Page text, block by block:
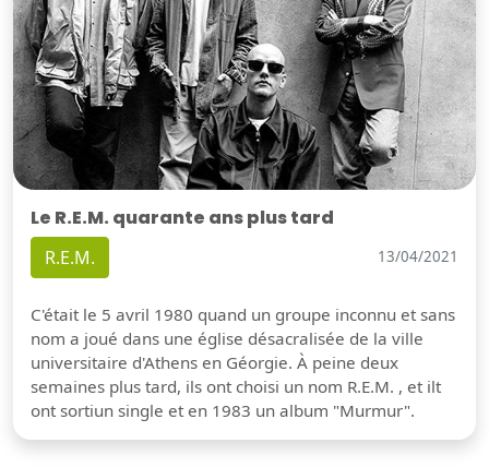
Le R.E.M. quarante ans plus tard
R.E.M. 13/04/2021
C'était le 5 avril 1980 quand un groupe inconnu et sans
nom a joué dans une église désacralisée de la ville
universitaire d'Athens en Géorgie. À peine deux
semaines plus tard, ils ont choisi un nom R.E.M. , et ilt
ont sortiun single et en 1983 un album "Murmur".